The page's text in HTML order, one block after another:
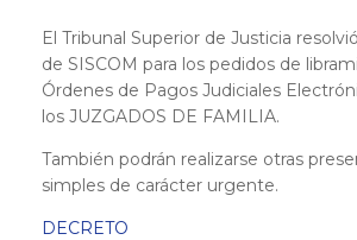
El Tribunal Superior de Justicia
de SISCOM para los pedidos de
Órdenes de Pagos Judiciales
los JUZGADOS DE FAMILIA.
También podrán realizarse otras
simples de carácter urgente.
DECRETO